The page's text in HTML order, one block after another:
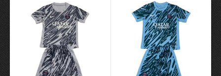
Conjunto Portero Manga
Larga Paris Saint-
Germain Gianluigi
Donnarumma 1 2025-26
- Niño
Conjunto
(Camiseta+Pantalón
Corto) Portero Paris
Saint-Germain Purple
Version 2024-25 - Niño